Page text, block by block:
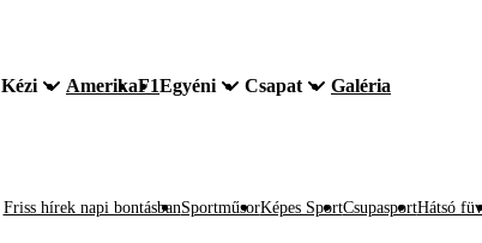
Kézi AmerikaF1Egyéni Csapat Galéria
Friss hírek napi bontásbanSportműsorKépes SportCsupasportHátsó